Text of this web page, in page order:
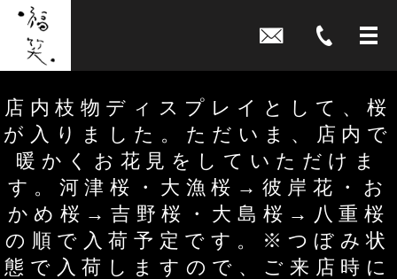
店内枝物ディスプレイとして、桜
が入りました。ただいま、店内で
暖かくお花見をしていただけま
す。河津桜・大漁桜→彼岸花・お
かめ桜→吉野桜・大島桜→八重桜
の順で入荷予定です。※つぼみ状
態で入荷しますので、ご来店時に